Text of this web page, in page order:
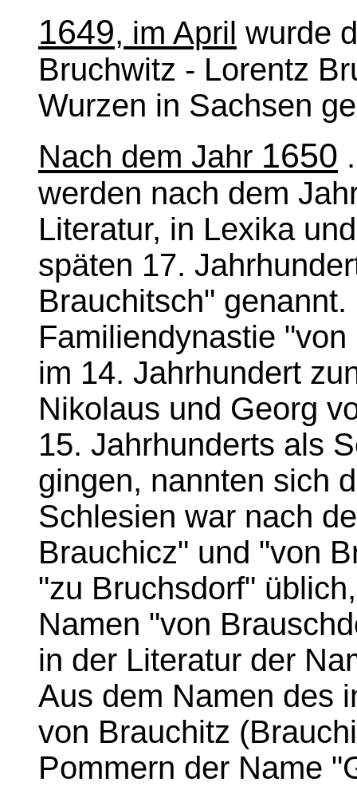
1649, im April wurde
Bruchwitz - Lorentz
Wurzen in Sachsen
Nach dem Jahr 1650
werden nach dem
Literatur, in Lexika
späten 17.
Brauchitsch"
Familiendynastie
im 14. Jahrhundert
Nikolaus und Georg
15. Jahrhunderts als
gingen, nannten sich
Schlesien war nach
Brauchicz" und "von
"zu Bruchsdorf"
Namen "von
in der Literatur der
Aus dem Namen des
von Brauchitz
Pommern der Name